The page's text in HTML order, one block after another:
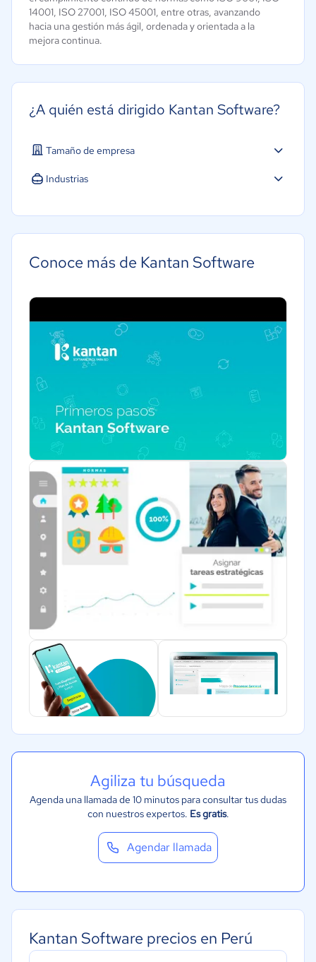
14001, ISO 27001, ISO 45001, entre otras, avanzando
hacia una gestión más ágil, ordenada y orientada a la
mejora continua.
¿A quién está dirigido Kantan Software?
Tamaño de empresa
Micro: 1 a 9 trabajadores
Industrias
Hotelería / Viajes
Seguros
Legales
Farmacéutica
Bienes raíces
Minorista
Software / TI
Telecomunicaciones
Financiera
Alimentaria
Manufactura
Gobierno
Transporte y logística
Automotriz
Comercio Electrónico
Ventas y servicios
Gastronomía
Aeroespacial y defensa
Contabilidad
Conoce más de Kantan Software
Agiliza tu búsqueda
Agenda una llamada de 10 minutos para consultar tus dudas
con nuestros expertos. Es gratis.
Agendar llamada
Kantan Software precios en Perú